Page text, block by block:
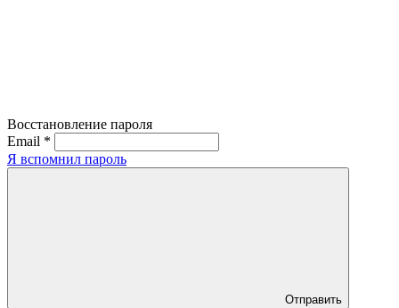
Восстановление пароля
Email *
Я вспомнил пароль
Отправить